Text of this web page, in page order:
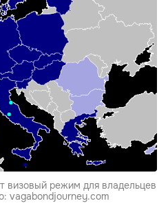
визовый режим для владельцев
vagabondjourney.com